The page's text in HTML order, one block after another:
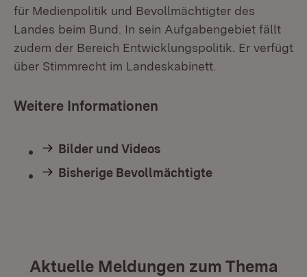
für Medienpolitik und Bevollmächtigter des
Landes beim Bund. In sein Aufgabengebiet fällt
zudem der Bereich Entwicklungspolitik. Er verfügt
über Stimmrecht im Landeskabinett.
Weitere Informationen
Bilder und Videos
Bisherige Bevollmächtigte
Aktuelle Meldungen zum Thema